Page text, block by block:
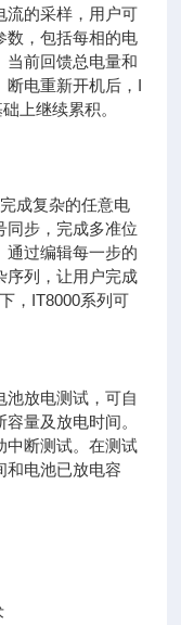
流的采样，用户可
数，包括每相的电
当前回馈总电量和
断电重新开机后，I
上继续累积。
成复杂的任意电
同步，完成多准位
通过编辑每一步的
序列，让用户完成
，IT8000系列可
池放电测试，可自
量及放电时间。
中断测试。在测试
和电池已放电容